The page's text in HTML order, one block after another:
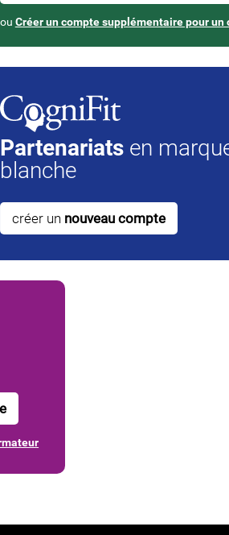
ou Créer un compte supplémentaire pour un
Partenariatsen
blanche
créer un nouveau compte